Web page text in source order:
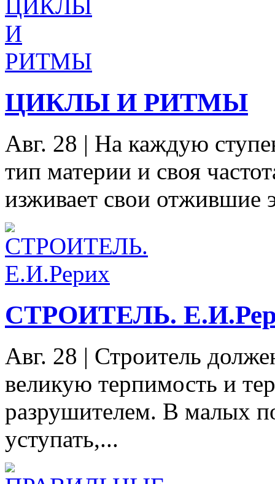
ЦИКЛЫ И РИТМЫ
Авг. 28 | На каждую
тип материи и своя
изживает свои отжившие
СТРОИТЕЛЬ.
Авг. 28 | Строитель
великую терпимость и
разрушителем. В малых
уступать,...